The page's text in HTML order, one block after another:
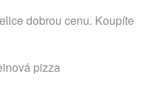
dobrou cenu. Koupíte
pizza